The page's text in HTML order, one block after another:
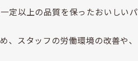
定以上の品質を保ったおいしいパ
、スタッフの労働環境の改善や、